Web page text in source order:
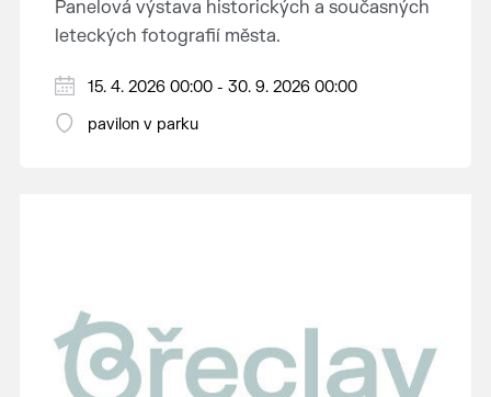
Panelová výstava historických a současných
leteckých fotografií města.
15. 4. 2026 00:00 - 30. 9. 2026 00:00
pavilon v parku